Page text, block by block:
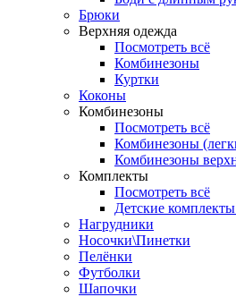
Брюки
Верхняя одежда
Посмотреть всё
Комбинезоны
Куртки
Коконы
Комбинезоны
Посмотреть всё
Комбинезоны
Комбинезоны
Комплекты
Посмотреть всё
Детские
Нагрудники
Носочки\Пинетки
Пелёнки
Футболки
Шапочки